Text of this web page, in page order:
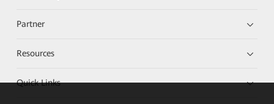
Partner
Resources
Quick Links